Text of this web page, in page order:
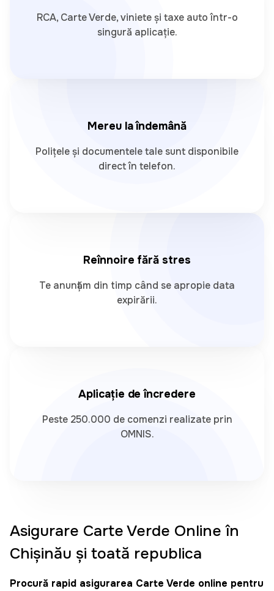
RCA, Carte Verde, viniete și taxe auto într-o
singură aplicație.
Mereu la îndemână
Polițele și documentele tale sunt disponibile
direct în telefon.
Reînnoire fără stres
Te anunțăm din timp când se apropie data
expirării.
Aplicație de încredere
Peste 250.000 de comenzi realizate prin
OMNIS.
Asigurare Carte Verde Online în
Chișinău și toată republica
Procură rapid asigurarea Carte Verde online pentru